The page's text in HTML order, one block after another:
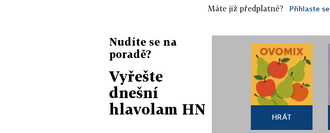
Máte již předplatné? Přihlaste se
Nudíte se na
poradě?
Vyřešte
dnešní
hlavolam HN
HRÁT